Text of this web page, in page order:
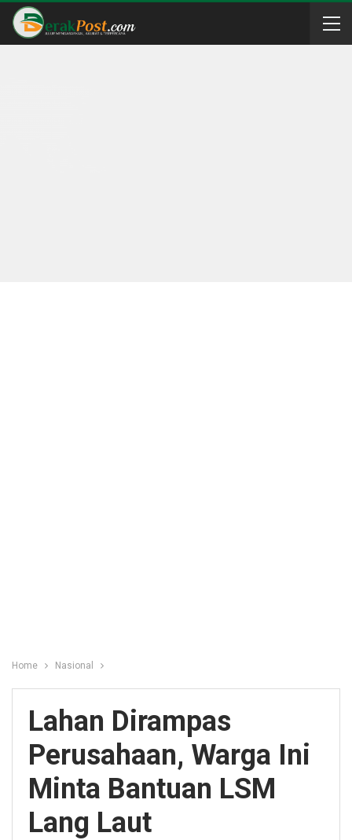
Home Nasional
Lahan Dirampas
Perusahaan, Warga Ini
Minta Bantuan LSM
Lang Laut